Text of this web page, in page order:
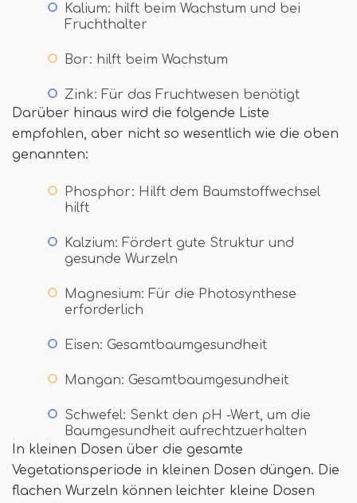
Kalium: hilft beim Wachstum und bei
Fruchthalter
Bor: hilft beim Wachstum
Zink: Für das Fruchtwesen benötigt
Darüber hinaus wird die folgende Liste
empfohlen, aber nicht so wesentlich wie die oben
genannten:
Phosphor: Hilft dem Baumstoffwechsel
hilft
Kalzium: Fördert gute Struktur und
gesunde Wurzeln
Magnesium: Für die Photosynthese
erforderlich
Eisen: Gesamtbaumgesundheit
Mangan: Gesamtbaumgesundheit
Schwefel: Senkt den pH -Wert, um die
Baumgesundheit aufrechtzuerhalten
In kleinen Dosen über die gesamte
Vegetationsperiode in kleinen Dosen düngen. Die
flachen Wurzeln können leichter kleine Dosen